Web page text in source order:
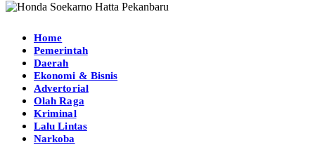
Home
Pemerintah
Daerah
Ekonomi & Bisnis
Advertorial
Olah Raga
Kriminal
Lalu Lintas
Narkoba